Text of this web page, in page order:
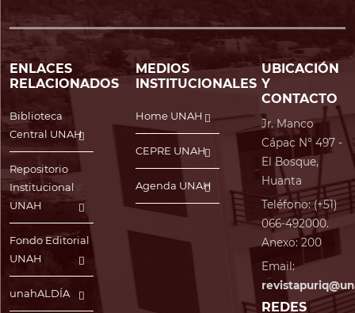
ENLACES
RELACIONADOS
Biblioteca
Central UNAH
Repositorio
Institucional
UNAH
Fondo Editorial
UNAH
unahALDÍA
MEDIOS
INSTITUCIONALES
Home UNAH
CEPRE UNAH
Agenda UNAH
UBICACIÓN
Y
CONTACTO
Jr. Manco
Cápac N° 497 -
El Bosque,
Huanta
Teléfono: (+51)
066-492000.
Anexo: 200
Email:
REDES